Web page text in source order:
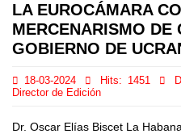
LA EUROCÁMARA
MERCENARISMO
GOBIERNO DE
18-03-2024 Hits: 1451
Director de Edición
Dr. Oscar Elías Biscet La